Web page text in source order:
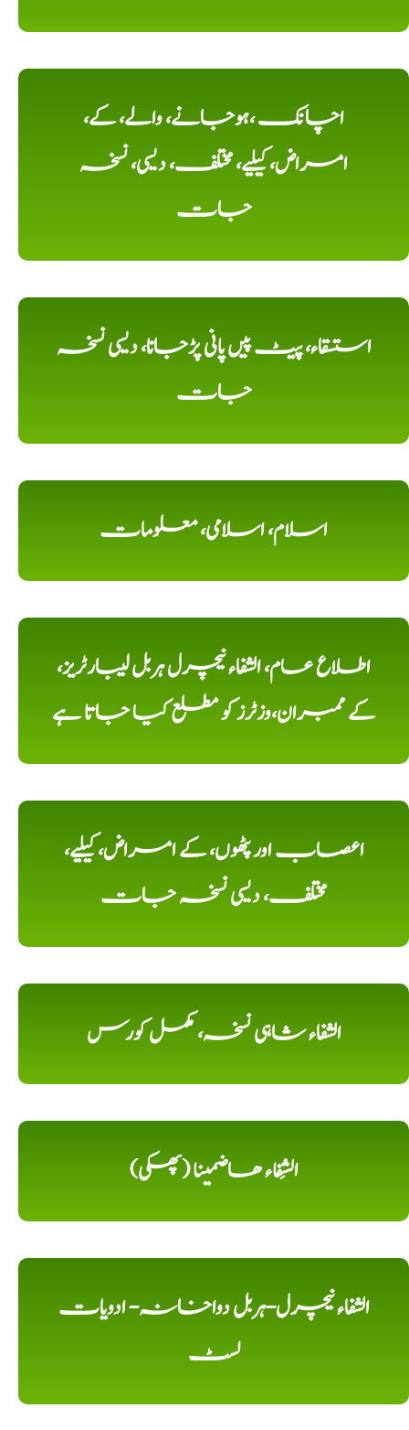
اچانک ،ہوجانے، والے، کے،
امراض، کیلیے، مختلف، دیسی، نسخہ
جات
استسقاء، پیٹ پیں پانی پڑجانا، دیسی نسخہ
جات
اسلام، اسلامی، معلومات
اطلاع عام، الشفاء نیچرل ہربل لیبارٹریز،
کے ممبران،وزٹرز کو مطلع کیا جاتا ہے
اعصاب اور پٹھوں، کے امراض، کیلیے،
مختلف، دیسی نسخہ جات
الشفاء شاہی نسخہ، مکمل کورس
الشِفاء ھاضمینا (پھکی)
الشفاء نیچرل-ہربل دواخانہ- ادویات
لسٹ